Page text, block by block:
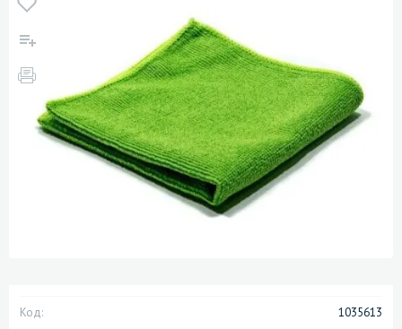
Код: 1035613